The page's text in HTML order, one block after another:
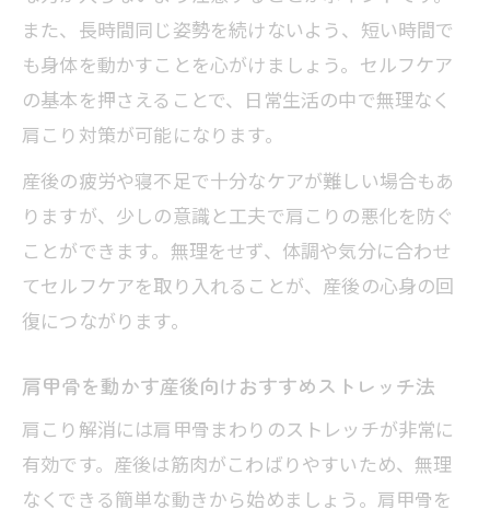
また、長時間同じ姿勢を続けないよう、短い時間で
も身体を動かすことを心がけましょう。セルフケア
の基本を押さえることで、日常生活の中で無理なく
肩こり対策が可能になります。
産後の疲労や寝不足で十分なケアが難しい場合もあ
りますが、少しの意識と工夫で肩こりの悪化を防ぐ
ことができます。無理をせず、体調や気分に合わせ
てセルフケアを取り入れることが、産後の心身の回
復につながります。
肩甲骨を動かす産後向けおすすめストレッチ法
肩こり解消には肩甲骨まわりのストレッチが非常に
有効です。産後は筋肉がこわばりやすいため、無理
なくできる簡単な動きから始めましょう。肩甲骨を